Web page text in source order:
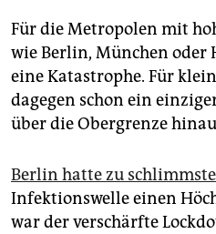
Für die Metropolen mit
wie Berlin, München oder
eine Katastrophe. Für
dagegen schon ein
über die Obergrenze
Berlin hatte zu
Infektionswelle einen
war der verschärfte